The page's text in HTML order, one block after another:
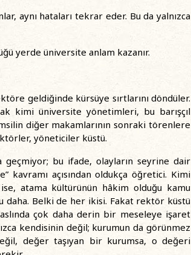
aynı hataları tekrar eder. Bu da yalnızca
yerde üniversite anlam kazanır.
geldiğinde kürsüye sırtlarını döndüler.
kimi üniversite yönetimleri, bu barışçıl
diğer makamlarının sonraki törenlere
yöneticiler küstü.
geçmiyor; bu ifade, olayların seyrine dair
kavramı açısından oldukça öğretici. Kimi
atama kültürünün hâkim olduğu kamu
daha. Belki de her ikisi. Fakat rektör küstü
çok daha derin bir meseleye işaret
kendisinin değil; kurumun da görünmez
değer taşıyan bir kurumsa, o değeri